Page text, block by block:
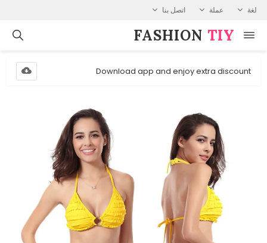
لغة عملة اتصل بنا
FASHION⁠ TIY
Download app and enjoy extra discount